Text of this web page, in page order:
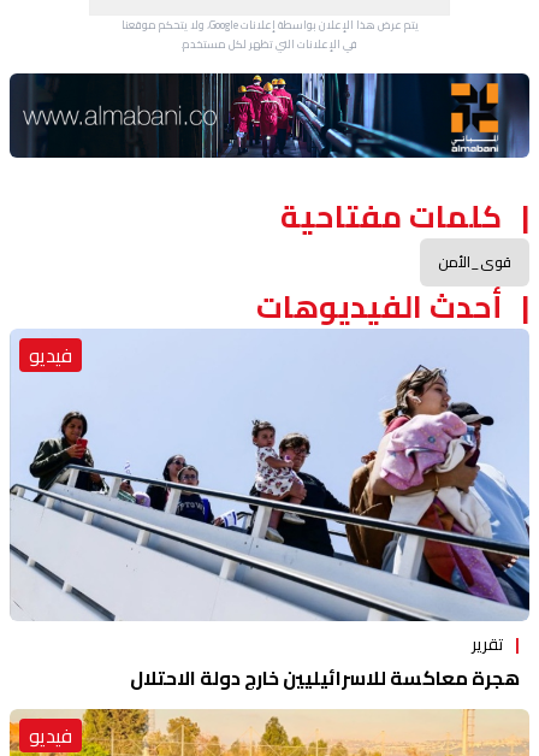
يتم عرض هذا الإعلان بواسطة إعلانات Google، ولا يتحكم موقعنا
في الإعلانات التي تظهر لكل مستخدم.
Advertisement Section
كلمات مفتاحية
قوى_الأمن
أحدث الفيديوهات
فيديو
تقرير
هجرة معاكسة للاسرائيليين خارج دولة الاحتلال
فيديو